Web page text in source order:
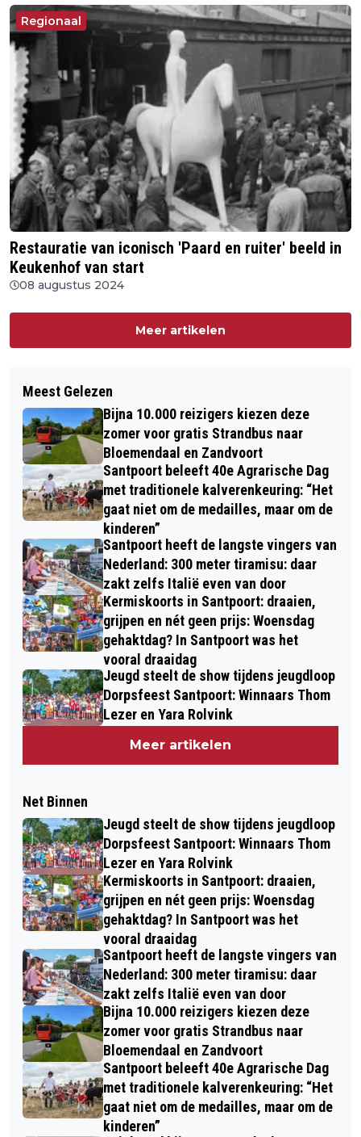
Regionaal
Restauratie van iconisch 'Paard en ruiter' beeld in
Keukenhof van start
08 augustus 2024
Meer artikelen
Meest Gelezen
Bijna 10.000 reizigers kiezen deze
zomer voor gratis Strandbus naar
Bloemendaal en Zandvoort
Santpoort beleeft 40e Agrarische Dag
met traditionele kalverenkeuring: “Het
gaat niet om de medailles, maar om de
kinderen”
Santpoort heeft de langste vingers van
Nederland: 300 meter tiramisu: daar
zakt zelfs Italië even van door
Kermiskoorts in Santpoort: draaien,
grijpen en nét geen prijs: Woensdag
gehaktdag? In Santpoort was het
vooral draaidag
Jeugd steelt de show tijdens jeugdloop
Dorpsfeest Santpoort: Winnaars Thom
Lezer en Yara Rolvink
Meer artikelen
Net Binnen
Jeugd steelt de show tijdens jeugdloop
Dorpsfeest Santpoort: Winnaars Thom
Lezer en Yara Rolvink
Kermiskoorts in Santpoort: draaien,
grijpen en nét geen prijs: Woensdag
gehaktdag? In Santpoort was het
vooral draaidag
Santpoort heeft de langste vingers van
Nederland: 300 meter tiramisu: daar
zakt zelfs Italië even van door
Bijna 10.000 reizigers kiezen deze
zomer voor gratis Strandbus naar
Bloemendaal en Zandvoort
Santpoort beleeft 40e Agrarische Dag
met traditionele kalverenkeuring: “Het
gaat niet om de medailles, maar om de
kinderen”